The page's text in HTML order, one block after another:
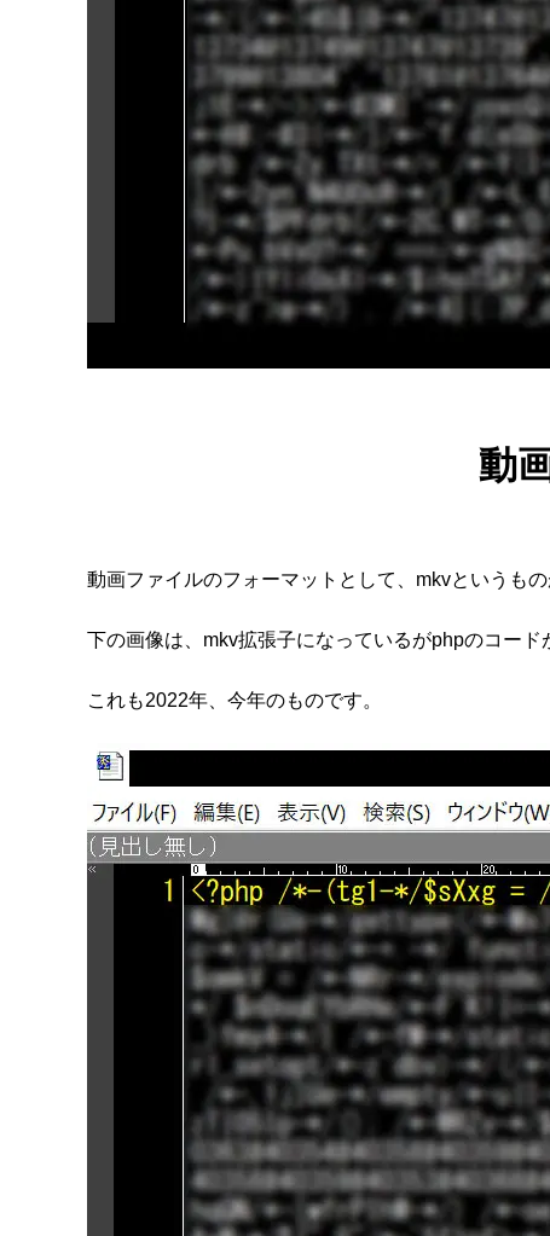
動
動画ファイルのフォーマットとして、mkvというもの
下の画像は、mkv拡張子になっているがphpのコード
これも2022年、今年のものです。